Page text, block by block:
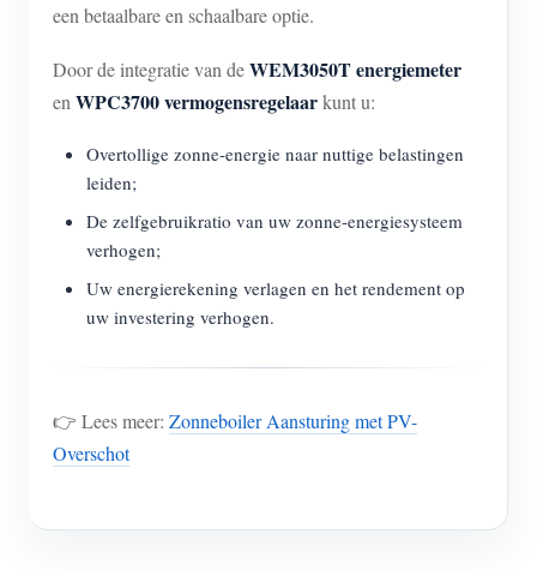
een betaalbare en schaalbare optie.
Door de integratie van deWEM3050T energiemeter
en WPC3700 vermogensregelaarkunt u:
Overtollige zonne-energie naar nuttige belastingen
leiden;
De zelfgebruikratio van uw zonne-energiesysteem
verhogen;
Uw energierekening verlagen en het rendement op
uw investering verhogen.
👉 Lees meer: Zonneboiler Aansturing met PV-
Overschot